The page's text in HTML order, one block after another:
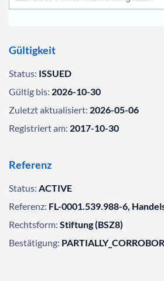
Gültigkeit
Status: ISSUED
Gültig bis: 2026-10-30
Zuletzt aktualisiert: 2026-05-06
Registriert am: 2017-10-30
Referenz
Status: ACTIVE
Referenz: FL-0001.539.988-6,
Rechtsform: Stiftung (BSZ8)
Bestätigung: